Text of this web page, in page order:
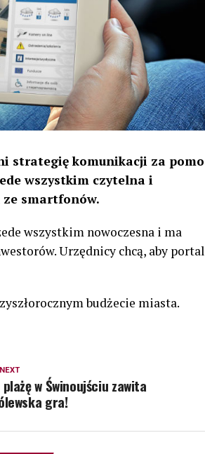
strategię komunikacji za
wszystkim czytelna i
smartfonów.
wszystkim nowoczesna i ma
Urzędnicy chcą, aby portal
budżecie miasta.
plażę w Świnoujściu zawita
gra!